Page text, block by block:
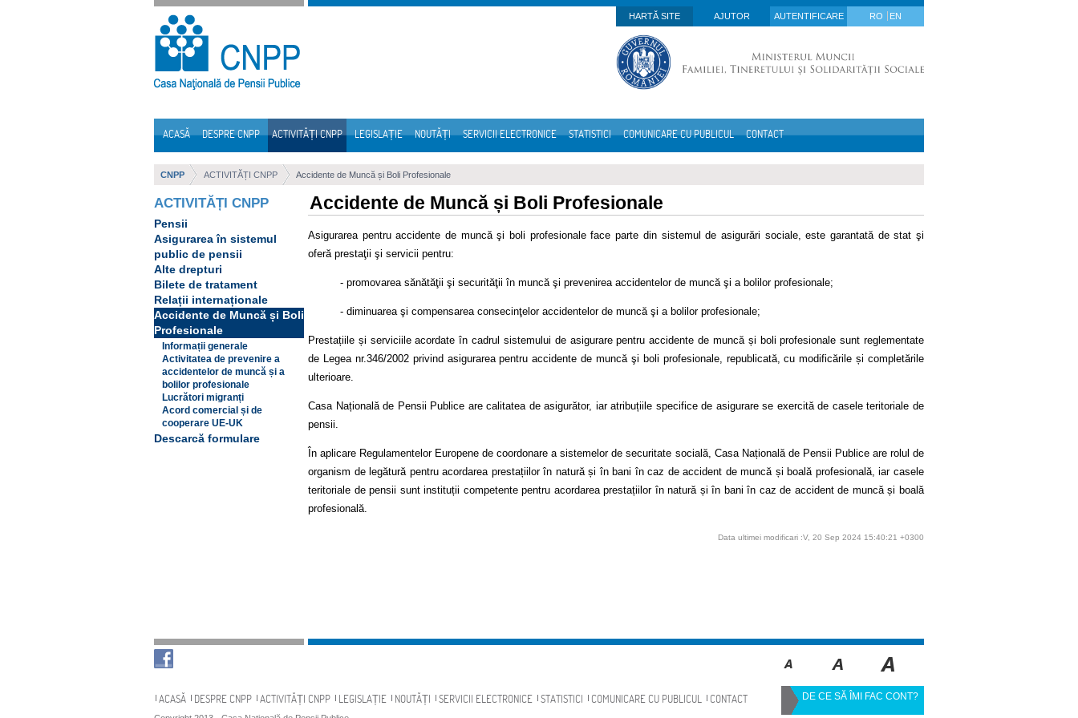
Sari la continut
HARTĂ SITE
AJUTOR AUTENTIFICARE RO EN
ACASĂ DESPRE CNPP ACTIVITĂȚI CNPP LEGISLAȚIE NOUTĂȚI SERVICII ELECTRONICE STATISTICI COMUNICARE CU PUBLICUL CONTACT
CNPP ACTIVITĂȚI CNPP Accidente de Muncă și Boli Profesionale
ACTIVITĂȚI CNPP
Pensii
Asigurarea în sistemul
public de pensii
Alte drepturi
Bilete de tratament
Relații internaționale
Accidente de Muncă și Boli
Profesionale
Informații generale
Activitatea de prevenire a
accidentelor de muncă și a
bolilor profesionale
Lucrători migranți
Acord comercial și de
cooperare UE-UK
Descarcă formulare
Accidente de Muncă și Boli Profesionale
Asigurarea pentru accidente de muncă şi boli profesionale face parte din sistemul de asigurări sociale, este garantată de stat şi
oferă prestaţii şi servicii pentru:
- promovarea sănătăţii şi securităţii în muncă şi prevenirea accidentelor de muncă şi a bolilor profesionale;
- diminuarea şi compensarea consecinţelor accidentelor de muncă şi a bolilor profesionale;
Prestațiile și serviciile acordate în cadrul sistemului de asigurare pentru accidente de muncă și boli profesionale sunt reglementate
de Legea nr.346/2002 privind asigurarea pentru accidente de muncă şi boli profesionale, republicată, cu modificările și completările
ulterioare.
Casa Națională de Pensii Publice are calitatea de asigurător, iar atribuțiile specifice de asigurare se exercită de casele teritoriale de
pensii.
În aplicare Regulamentelor Europene de coordonare a sistemelor de securitate socială, Casa Națională de Pensii Publice are rolul de
organism de legătură pentru acordarea prestațiilor în natură și în bani în caz de accident de muncă și boală profesională, iar casele
teritoriale de pensii sunt instituții competente pentru acordarea prestațiilor în natură și în bani în caz de accident de muncă și boală
profesională.
Data ultimei modificari :V, 20 Sep 2024 15:40:21 +0300
Navigare
ACASĂ DESPRE CNPP ACTIVITĂȚI CNPP LEGISLAȚIE NOUTĂȚI SERVICII ELECTRONICE STATISTICI COMUNICARE CU PUBLICUL CONTACT DE CE SĂ ÎMI FAC CONT?